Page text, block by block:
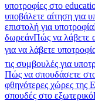
υποτροφίες στο
υποβάλετε αίτηση για
επιστολή για υποτροφία
δωρεάνΠώς να λάβετε
για να λάβετε
τις συμβουλές για
Πώς να σπουδάσετε
φθηνότερες χώρες της
σπουδές στο εξωτερικό